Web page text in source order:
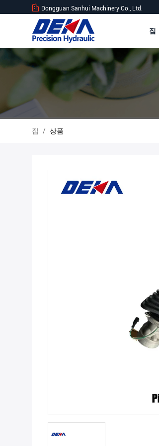
Dongguan Sanhui Machinery Co., Ltd.
집
집 / 상품